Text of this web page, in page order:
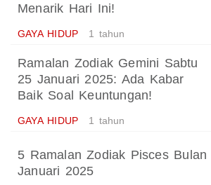
Menarik Hari Ini!
GAYA HIDUP 1 tahun
Ramalan Zodiak Gemini Sabtu
25 Januari 2025: Ada Kabar
Baik Soal Keuntungan!
GAYA HIDUP 1 tahun
5 Ramalan Zodiak Pisces Bulan
Januari 2025